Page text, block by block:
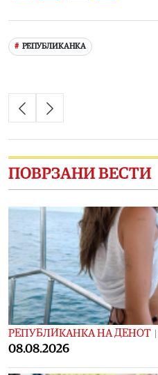
РЕПУБЛИКАНКА
ПОВРЗАНИ ВЕСТИ
РЕПУБЛИКАНКА НА ДЕНОТ |
08.08.2026